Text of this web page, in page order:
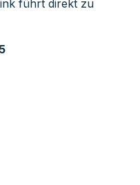
führt direkt zu